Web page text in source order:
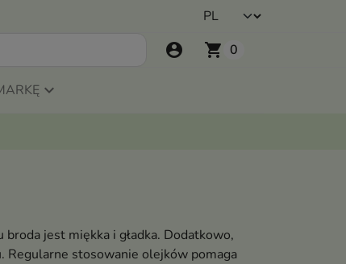
account_circle shopping_cart 0
jest miękka i gładka. Dodatkowo,
Regularne stosowanie olejków pomaga